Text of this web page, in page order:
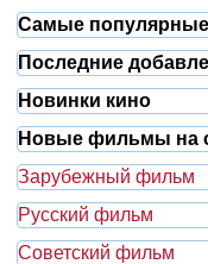
Самые популярные
Последние
Новинки кино
Новые фильмы на
Зарубежный фильм
Русский фильм
Советский фильм